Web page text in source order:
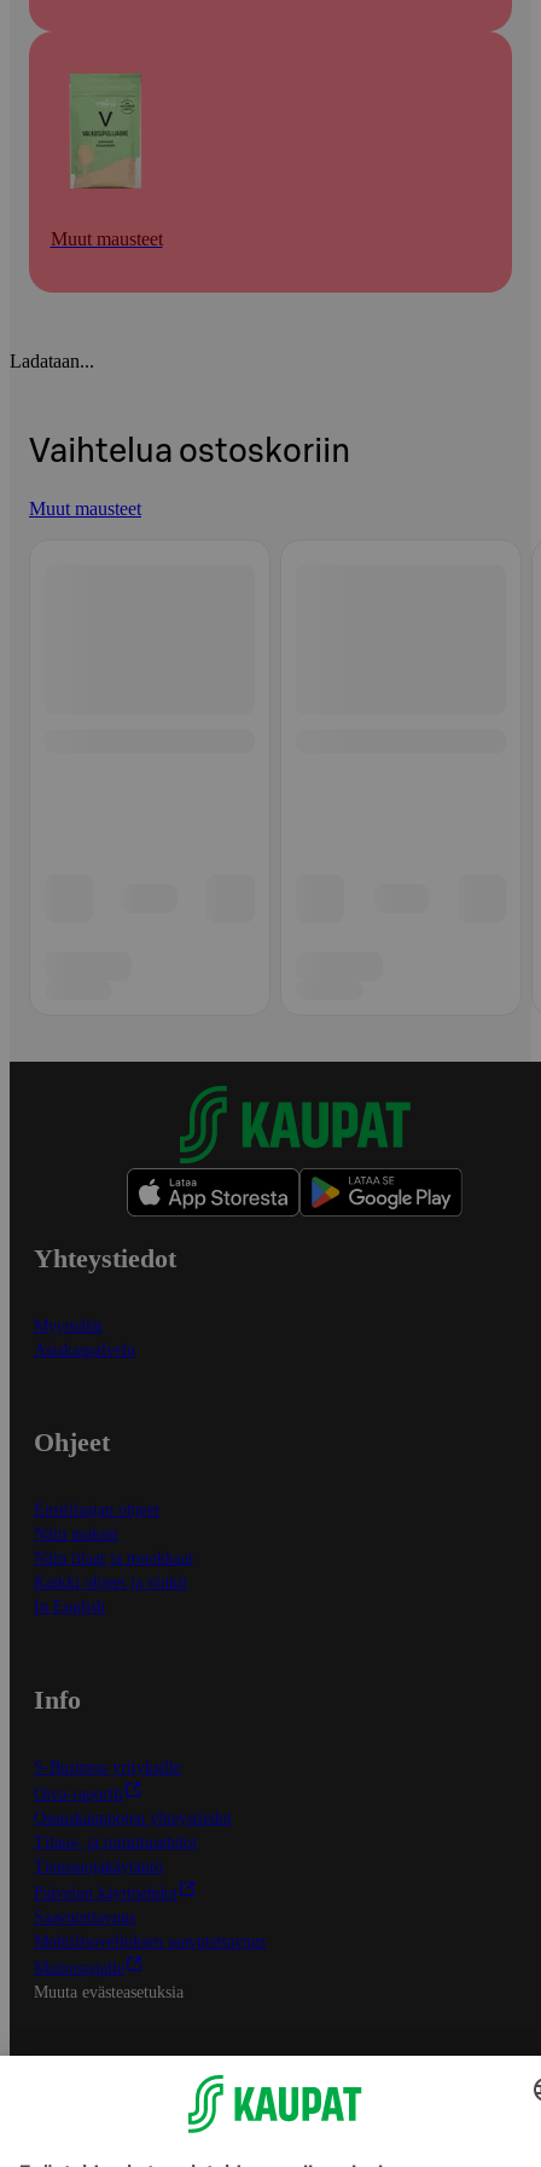
Muut mausteet
Ladataan...
Vaihtelua ostoskoriin
Muut mausteet
Yhteystiedot
Myymälät
Asiakaspalvelu
Ohjeet
Ensitilaajan ohjeet
Näin maksat
Näin tilaat ja muokkaat
Kaikki ohjeet ja vinkit
In English
Info
S-Business yrityksille
Oiva-raportit
Osuuskauppojen yhteystiedot
Tilaus- ja toimitusehdot
Tietosuojakäytäntö
Palvelun käyttöehdot
Saavutettavuus
Mobiilisovelluksen saavutettavuus
Mainostajalle
Muuta evästeasetuksia
S-ryhmän palvelut